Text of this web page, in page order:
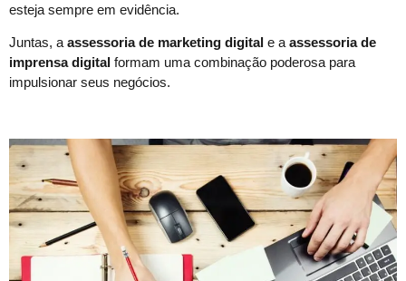
esteja sempre em evidência.
Juntas, a assessoria de marketing digital e a assessoria de
imprensa digital formam uma combinação poderosa para
impulsionar seus negócios.